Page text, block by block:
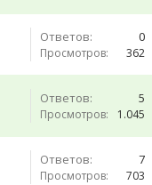
Ответов: 0
Просмотров: 362
Ответов: 5
Просмотров: 1.045
Ответов: 7
Просмотров: 703